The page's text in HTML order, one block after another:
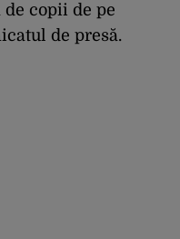
copii de pe
de presă.